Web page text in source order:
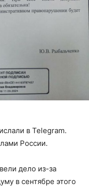
в Telegram.
России.
дело из-за
в сентябре этого